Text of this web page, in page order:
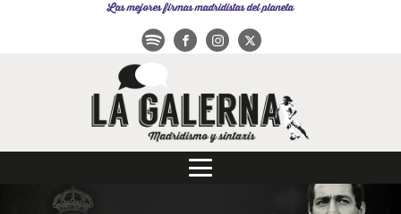
Las mejores firmas madridistas del planeta